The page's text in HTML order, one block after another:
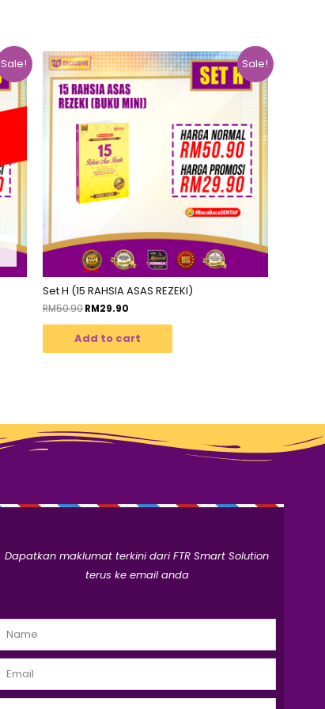
Sale! Sale!
Set H (15 RAHSIA ASAS REZEKI)
RM50.90RM29.90
Add to cart
Dapatkan maklumat terkini dari FTR Smart Solution
terus ke email anda